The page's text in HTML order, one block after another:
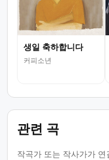
생일 축하합니다
커피소년
관련 곡
작곡가 또는 작사가가